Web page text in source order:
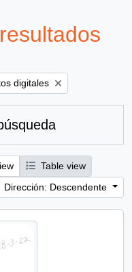
digitales
Table view
Dirección: Descendente